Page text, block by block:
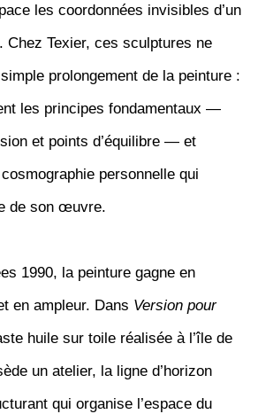
les coordonnées invisibles d’un
Chez Texier, ces sculptures ne
prolongement de la peinture :
les principes fondamentaux —
et points d’équilibre — et
personnelle qui
de son œuvre.
1990, la peinture gagne en
en ampleur. Dans Version pour
huile sur toile réalisée à l’île de
un atelier, la ligne d’horizon
qui organise l’espace du